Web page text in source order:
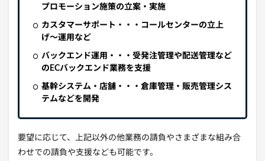
プロモーション施策の立案・実施
カスタマーサポート・・・コールセンターの立上
げ〜運用など
バックエンド運用・・・受発注管理や配送管理など
のECバックエンド業務を支援
基幹システム・店舗・・・倉庫管理・販売管理シス
テムなどを開発
要望に応じて、上記以外の他業務の請負やさまざまな組み合
わせでの請負や支援なども可能です。